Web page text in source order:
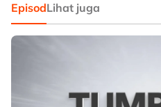
EpisodLihat juga